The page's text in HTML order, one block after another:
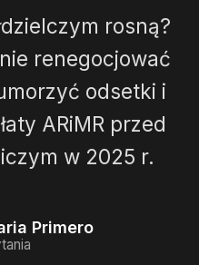
rosną?
renegocjować
odsetki i
ARiMR przed
w 2025 r.
Primero